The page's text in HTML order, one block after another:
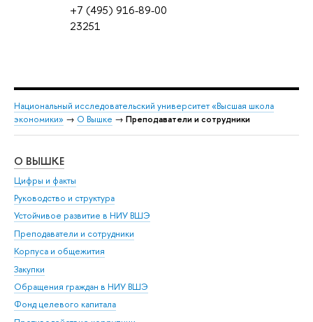
+7 (495) 916-89-00
23251
Национальный исследовательский университет «Высшая школа
экономики» → О Вышке → Преподаватели и сотрудники
О ВЫШКЕ
Цифры и факты
Руководство и структура
Устойчивое развитие в НИУ ВШЭ
Преподаватели и сотрудники
Корпуса и общежития
Закупки
Обращения граждан в НИУ ВШЭ
Фонд целевого капитала